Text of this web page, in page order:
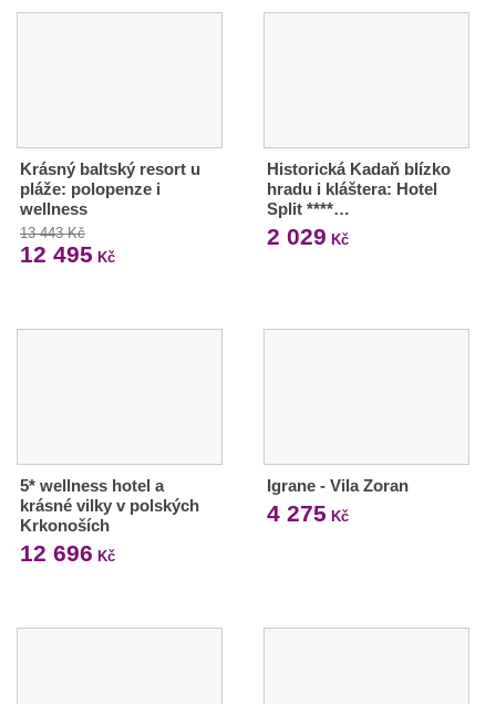
Krásný baltský resort u
pláže: polopenze i
wellness
13 443 Kč
12 495 Kč
Historická Kadaň blízko
hradu i kláštera: Hotel
Split ****…
2 029 Kč
5* wellness hotel a
krásné vilky v polských
Krkonoších
12 696 Kč
Igrane - Vila Zoran
4 275 Kč